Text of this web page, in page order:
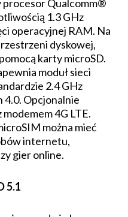
Qualcomm®
1.3 GHz
operacyjnej RAM. Na
dyskowej,
karty microSD.
moduł sieci
2.4 GHz
Opcjonalnie
4G LTE.
można mieć
internetu,
gier online.
5.1